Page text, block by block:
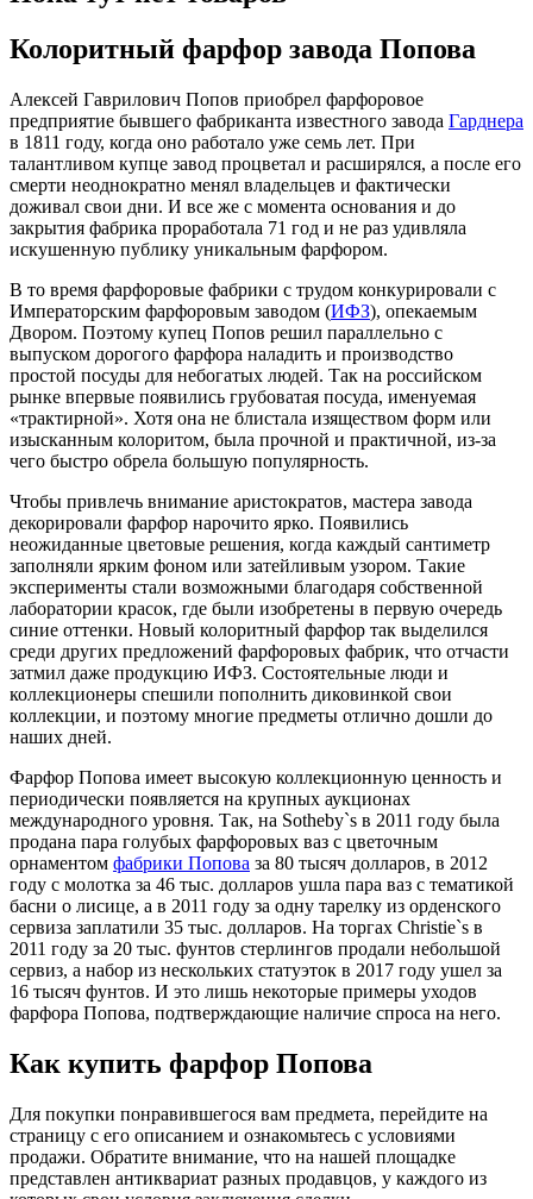
Колоритный фарфор завода Попова
Алексей Гаврилович Попов приобрел фарфоровое
предприятие бывшего фабриканта известного завода Гарднера
в 1811 году, когда оно работало уже семь лет. При
талантливом купце завод процветал и расширялся, а после его
смерти неоднократно менял владельцев и фактически
доживал свои дни. И все же с момента основания и до
закрытия фабрика проработала 71 год и не раз удивляла
искушенную публику уникальным фарфором.
В то время фарфоровые фабрики с трудом конкурировали с
Императорским фарфоровым заводом (ИФЗ), опекаемым
Двором. Поэтому купец Попов решил параллельно с
выпуском дорогого фарфора наладить и производство
простой посуды для небогатых людей. Так на российском
рынке впервые появились грубоватая посуда, именуемая
«трактирной». Хотя она не блистала изяществом форм или
изысканным колоритом, была прочной и практичной, из-за
чего быстро обрела большую популярность.
Чтобы привлечь внимание аристократов, мастера завода
декорировали фарфор нарочито ярко. Появились
неожиданные цветовые решения, когда каждый сантиметр
заполняли ярким фоном или затейливым узором. Такие
эксперименты стали возможными благодаря собственной
лаборатории красок, где были изобретены в первую очередь
синие оттенки. Новый колоритный фарфор так выделился
среди других предложений фарфоровых фабрик, что отчасти
затмил даже продукцию ИФЗ. Состоятельные люди и
коллекционеры спешили пополнить диковинкой свои
коллекции, и поэтому многие предметы отлично дошли до
наших дней.
Фарфор Попова имеет высокую коллекционную ценность и
периодически появляется на крупных аукционах
международного уровня. Так, на Sotheby`s в 2011 году была
продана пара голубых фарфоровых ваз с цветочным
орнаментом фабрики Попова за 80 тысяч долларов, в 2012
году с молотка за 46 тыс. долларов ушла пара ваз с тематикой
басни о лисице, а в 2011 году за одну тарелку из орденского
сервиза заплатили 35 тыс. долларов. На торгах Christie`s в
2011 году за 20 тыс. фунтов стерлингов продали небольшой
сервиз, а набор из нескольких статуэток в 2017 году ушел за
16 тысяч фунтов. И это лишь некоторые примеры уходов
фарфора Попова, подтверждающие наличие спроса на него.
Как купить фарфор Попова
Для покупки понравившегося вам предмета, перейдите на
страницу с его описанием и ознакомьтесь с условиями
продажи. Обратите внимание, что на нашей площадке
представлен антиквариат разных продавцов, у каждого из